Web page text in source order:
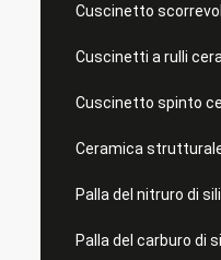
Cuscinetto
Cuscinetti a rulli
Cuscinetto spinto
Ceramica
Palla del nitruro di
Palla del carburo di